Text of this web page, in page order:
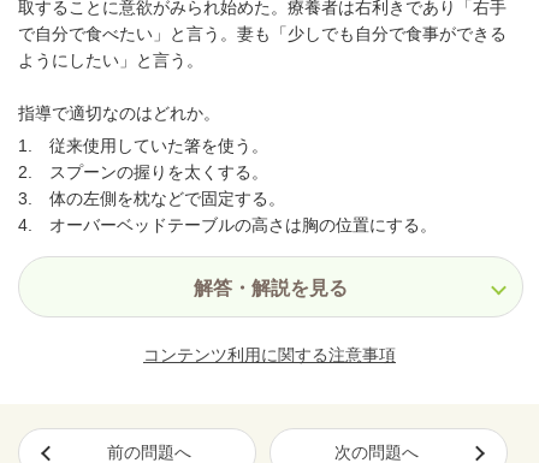
取することに意欲がみられ始めた。療養者は右利きであり「右手
で自分で食べたい」と言う。妻も「少しでも自分で食事ができる
ようにしたい」と言う。
指導で適切なのはどれか。
1. 従来使用していた箸を使う。
2. スプーンの握りを太くする。
3. 体の左側を枕などで固定する。
4. オーバーベッドテーブルの高さは胸の位置にする。
解答・解説を見る
コンテンツ利用に関する注意事項
前の問題へ 次の問題へ